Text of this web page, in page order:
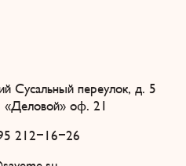
Сусальный переулок, д. 5
оф. 21
212-16-26